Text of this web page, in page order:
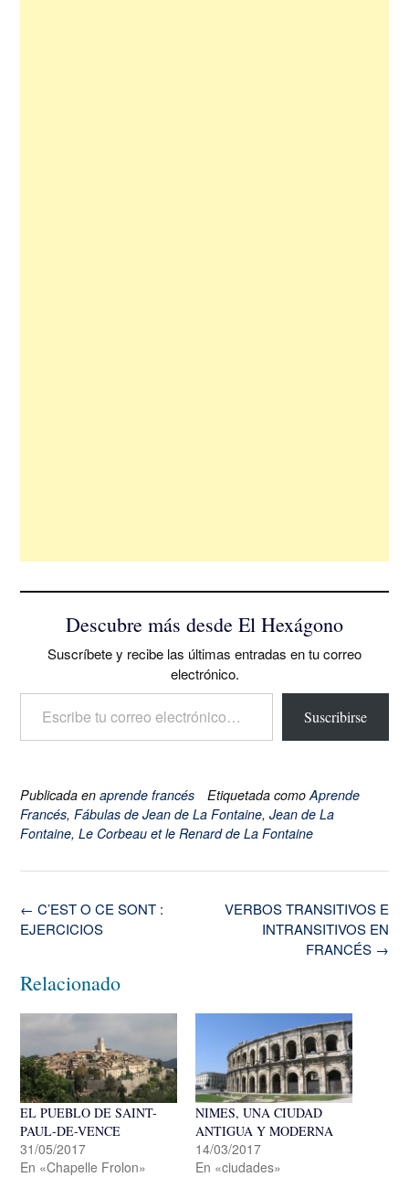
Descubre más desde El Hexágono
Suscríbete y recibe las últimas entradas en tu correo
electrónico.
Escribe tu correo electrónico…
Suscribirse
Publicada en aprende francés Etiquetada comoAprende
Francés, Fábulas de Jean de La Fontaine, Jean de La
Fontaine, Le Corbeau et le Renard de La Fontaine
Navegación
de
VERBOS TRANSITIVOS E
INTRANSITIVOS EN
FRANCÉS →
← C’EST O CE SONT :
EJERCICIOS
Relacionado
EL PUEBLO DE SAINT-
PAUL-DE-VENCE
31/05/2017
En «Chapelle Frolon»
NIMES, UNA CIUDAD
ANTIGUA Y MODERNA
14/03/2017
En «ciudades»